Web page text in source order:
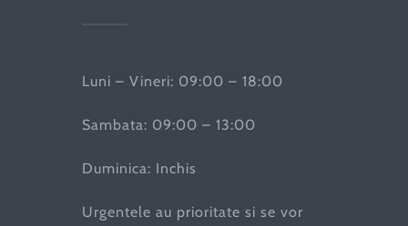
Luni – Vineri: 09:00 – 18:00
Sambata: 09:00 – 13:00
Duminica: Inchis
Urgentele au prioritate si se vor